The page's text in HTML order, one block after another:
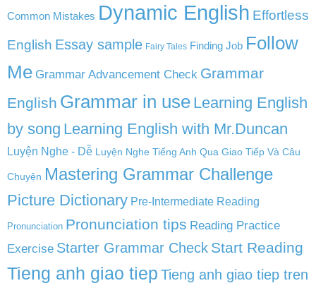
Common Mistakes Dynamic English Effortless
English Essay sample Fairy Tales Finding Job Follow
Me Grammar Advancement Check Grammar
English Grammar in use Learning English
by song Learning English with Mr.Duncan
Luyện Nghe - Dễ Luyện Nghe Tiếng Anh Qua Giao Tiếp Và Câu
Chuyện Mastering Grammar Challenge
Picture Dictionary Pre-Intermediate Reading
Pronunciation Pronunciation tips Reading Practice
Exercise Starter Grammar Check Start Reading
Tieng anh giao tiep Tieng anh giao tiep tren